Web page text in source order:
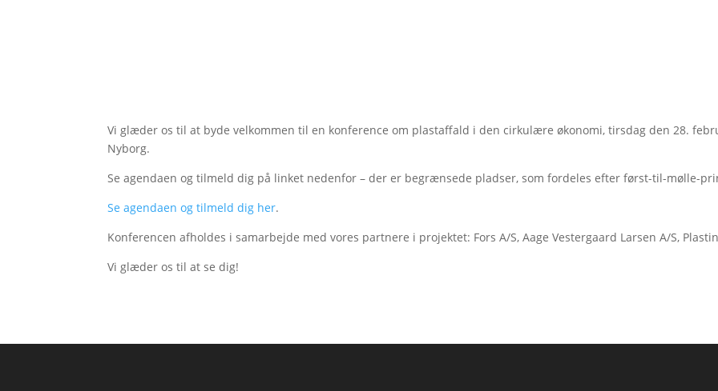
Vi glæder os til at byde velkommen til en konference om plastaffald i den cirkulære økonomi, tirsdag den 28.
Nyborg.
Se agendaen og tilmeld dig på linket nedenfor – der er begrænsede pladser, som fordeles efter først-til-mølle-
Se agendaen og tilmeld dig her.
Konferencen afholdes i samarbejde med vores partnere i projektet: Fors A/S, Aage Vestergaard Larsen A/S,
Vi glæder os til at se dig!